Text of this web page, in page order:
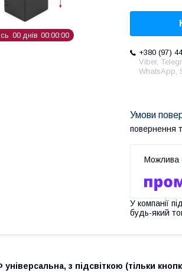
00 днів 00 00 00
+380 (97)
Viber,
WhatsApp,
повернення
У компанії
будь-який
з підсвіткою (тільки